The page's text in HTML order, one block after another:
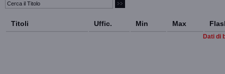
Titoli Uffic. Min Max
Dati di